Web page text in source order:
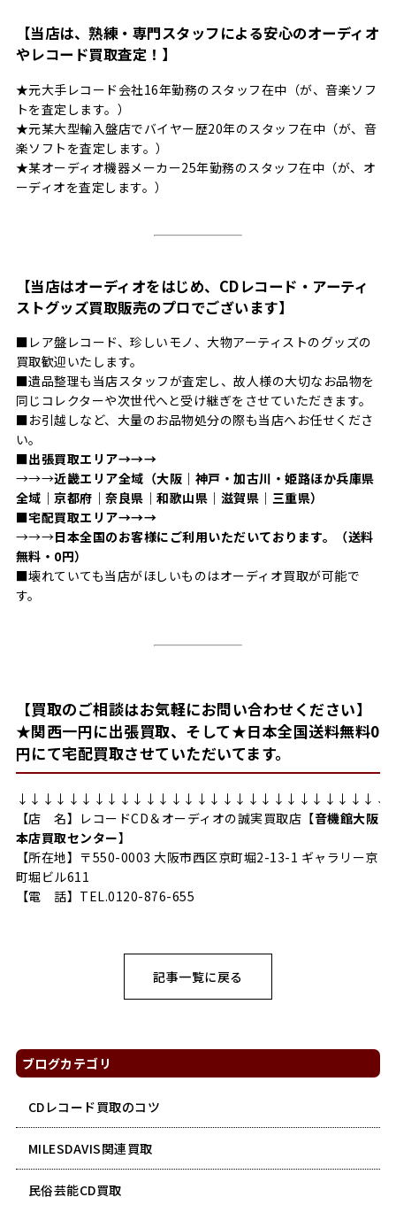
【当店は、熟練・専門スタッフによる安心のオーディオ
やレコード買取査定！】
★元大手レコード会社16年勤務のスタッフ在中（が、音楽ソフ
トを査定します。）
★元某大型輸入盤店でバイヤー歴20年のスタッフ在中（が、音
楽ソフトを査定します。）
★某オーディオ機器メーカー25年勤務のスタッフ在中（が、オ
ーディオを査定します。）
【当店はオーディオをはじめ、CDレコード・アーティ
ストグッズ買取販売のプロでございます】
■レア盤レコード、珍しいモノ、大物アーティストのグッズの
買取歓迎いたします。
■遺品整理も当店スタッフが査定し、故人様の大切なお品物を
同じコレクターや次世代へと受け継ぎをさせていただきます。
■お引越しなど、大量のお品物処分の際も当店へお任せくださ
い。
■出張買取エリア→→→
→→→近畿エリア全域（大阪｜神戸・加古川・姫路ほか兵庫県
全域｜京都府｜奈良県｜和歌山県｜滋賀県｜三重県）
■宅配買取エリア→→→
→→→日本全国のお客様にご利用いただいております。（送料
無料・0円）
■壊れていても当店がほしいものはオーディオ買取が可能で
す。
【買取のご相談はお気軽にお問い合わせください】
★関西一円に出張買取、そして★日本全国送料無料0
円にて宅配買取させていただいてます。
【店 名】レコードCD＆オーディオの誠実買取店【音機館大阪
本店買取センター】
【所在地】〒550-0003 大阪市西区京町堀2-13-1 ギャラリー京
町堀ビル611
【電 話】TEL.0120-876-655
記事一覧に戻る
ブログカテゴリ
CDレコード買取のコツ
MILESDAVIS関連買取
民俗芸能CD買取